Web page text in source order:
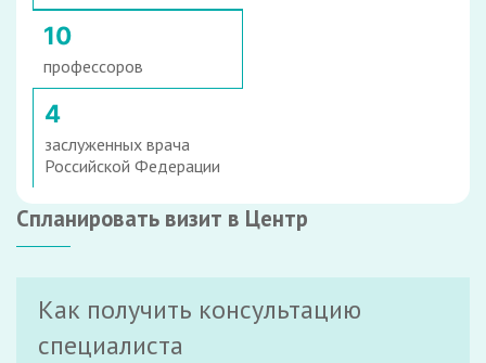
10
профессоров
4
заслуженных врача
Российской Федерации
Спланировать визит в Центр
Как получить консультацию
специалиста